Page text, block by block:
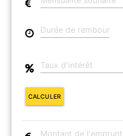
Avis
CALCULER